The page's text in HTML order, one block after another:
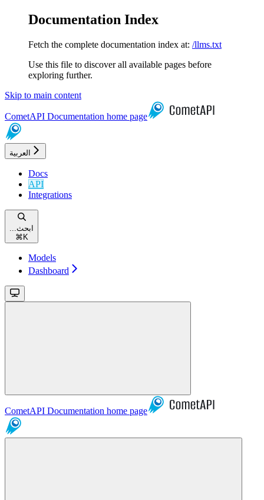
Documentation Index
Fetch the complete documentation index at: /llms.txt
Use this file to discover all available pages before
exploring further.
Skip to main content
CometAPI Documentation home page
العربية
Docs
API
Integrations
...ابحث
⌘ K
Models
Dashboard
CometAPI Documentation home page